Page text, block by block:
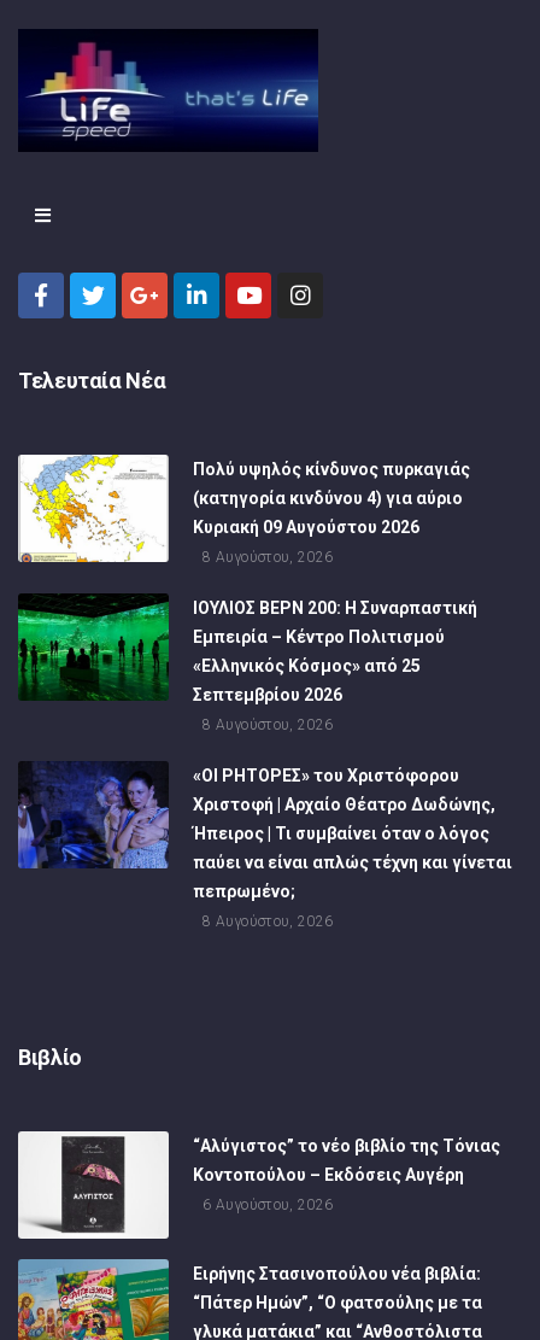
Τελευταία Νέα
Πολύ υψηλός κίνδυνος πυρκαγιάς
(κατηγορία κινδύνου 4) για αύριο
Κυριακή 09 Αυγούστου 2026
8 Αυγούστου, 2026
ΙΟΥΛΙΟΣ ΒΕΡΝ 200: Η Συναρπαστική
Εμπειρία – Κέντρο Πολιτισμού
«Ελληνικός Κόσμος» από 25
Σεπτεμβρίου 2026
8 Αυγούστου, 2026
«ΟΙ ΡΗΤΟΡΕΣ» του Χριστόφορου
Χριστοφή | Αρχαίο Θέατρο Δωδώνης,
Ήπειρος | Τι συμβαίνει όταν ο λόγος
παύει να είναι απλώς τέχνη και γίνεται
πεπρωμένο;
8 Αυγούστου, 2026
Βιβλίο
“Αλύγιστος” το νέο βιβλίο της Τόνιας
Κοντοπούλου – Εκδόσεις Αυγέρη
6 Αυγούστου, 2026
Ειρήνης Στασινοπούλου νέα βιβλία:
“Πάτερ Ημών”, “Ο φατσούλης με τα
γλυκά ματάκια” και “Ανθοστόλιστα